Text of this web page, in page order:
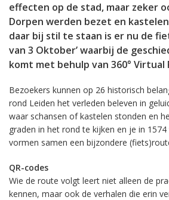
effecten op de stad, maar zeker
Dorpen werden bezet en
daar bij stil te staan is er nu de
van 3 Oktober’ waarbij de
komt met behulp van 360° Virtual
Bezoekers kunnen op 26 historisch
rond Leiden het verleden beleven in
waar schansen of kastelen stonden en
graden in het rond te kijken en je in
vormen samen een bijzondere
QR-codes
Wie de route volgt leert niet alleen de
kennen, maar ook de verhalen die erin